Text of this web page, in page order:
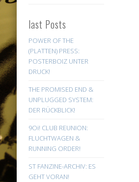
last Posts
POWER OF THE
(PLATTEN) PRESS:
POSTERBOIZ UNTER
DRUCK!
THE PROMISED END &
UNPLUGGED SYSTEM:
DER RÜCKBLICK!
9Oi! CLUB REUNION:
FLUCHTWAGEN &
RUNNING ORDER!
ST FANZINE-ARCHIV: ES
GEHT VORAN!